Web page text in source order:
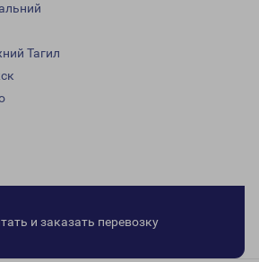
Тагил
и заказать перевозку